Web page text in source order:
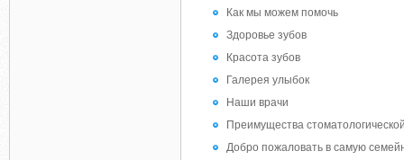
Как мы можем помочь
Здоровье зубов
Красота зубов
Галерея улыбок
Наши врачи
Преимущества
Добро пожаловать в самую